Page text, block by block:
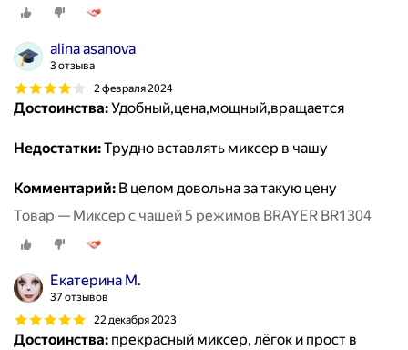
alina asanova
3 отзыва
2 февраля 2024
Достоинства:Удобный,цена,мощный,вращается
Недостатки:Трудно вставлять миксер в чашу
Комментарий: В целом довольна за такую цену
Товар — Миксер с чашей 5 режимов BRAYER BR1304
Екатерина М.
37 отзывов
22 декабря 2023
Достоинства: прекрасный миксер, лёгок и прост в